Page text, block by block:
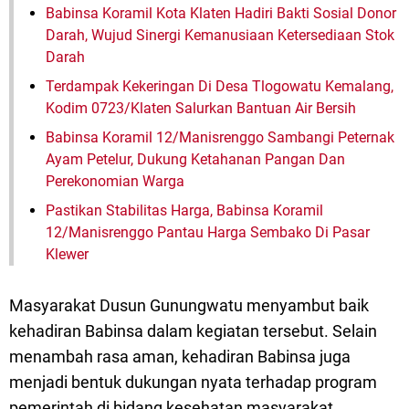
Babinsa Koramil Kota Klaten Hadiri Bakti Sosial Donor
Darah, Wujud Sinergi Kemanusiaan Ketersediaan Stok
Darah
Terdampak Kekeringan Di Desa Tlogowatu Kemalang,
Kodim 0723/Klaten Salurkan Bantuan Air Bersih
Babinsa Koramil 12/Manisrenggo Sambangi Peternak
Ayam Petelur, Dukung Ketahanan Pangan Dan
Perekonomian Warga
Pastikan Stabilitas Harga, Babinsa Koramil
12/Manisrenggo Pantau Harga Sembako Di Pasar
Klewer
Masyarakat Dusun Gunungwatu menyambut baik
kehadiran Babinsa dalam kegiatan tersebut. Selain
menambah rasa aman, kehadiran Babinsa juga
menjadi bentuk dukungan nyata terhadap program